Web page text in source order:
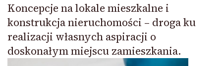
Koncepcje na lokale mieszkalne i
konstrukcja nieruchomości – droga ku
realizacji własnych aspiracji o
doskonałym miejscu zamieszkania.